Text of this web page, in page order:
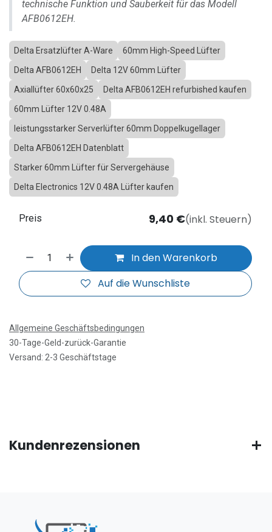
technische Funktion und Sauberkeit für das Modell
AFB0612EH.
Delta Ersatzlüfter A-Ware
60mm High-Speed Lüfter
Delta AFB0612EH
Delta 12V 60mm Lüfter
Axiallüfter 60x60x25
Delta AFB0612EH refurbished kaufen
60mm Lüfter 12V 0.48A
leistungsstarker Serverlüfter 60mm Doppelkugellager
Delta AFB0612EH Datenblatt
Starker 60mm Lüfter für Servergehäuse
Delta Electronics 12V 0.48A Lüfter kaufen
In den Warenkorb
Auf die Wunschliste
Preis 9,40 €(inkl. Steuern)
Allgemeine Geschäftsbedingungen
30-Tage-Geld-zurück-Garantie
Versand: 2-3 Geschäftstage
Kundenrezensionen